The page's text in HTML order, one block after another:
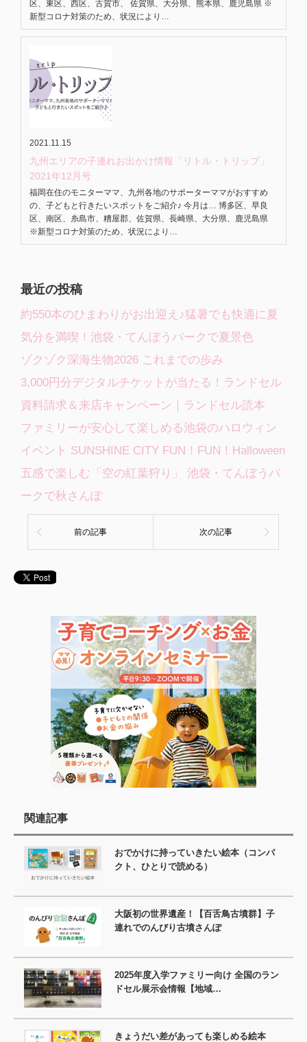
区、東区、西区、古賀市、 佐賀県、大分県、熊本県、鹿児島県 ※
新型コロナ対策のため、状況により…
2021.11.15
九州エリアの子連れお出かけ情報「リトル・トリップ」
2021年12月号
福岡在住のモニターママ、九州各地のサポーターママがおすすめ
の、子どもと行きたいスポットをご紹介♪ 今月は… 博多区、早良
区、南区、糸島市、糟屋郡、佐賀県、長崎県、大分県、鹿児島県
※新型コロナ対策のため、状況により…
最近の投稿
約550本のひまわりがお出迎え♪猛暑でも快適に夏
気分を満喫！池袋・てんぼうパークで夏景色
ゾクゾク深海生物2026 これまでの歩み
3,000円分デジタルチケットが当たる！ランドセル
資料請求＆来店キャンペーン｜ランドセル読本
ファミリーが安心して楽しめる池袋のハロウィン
イベント SUNSHINE CITY FUN！FUN！Halloween
五感で楽しむ「空の紅葉狩り」 池袋・てんぼうパ
ークで秋さんぽ
前の記事 次の記事
関連記事
おでかけに持っていきたい絵本（コンパ
クト、ひとりで読める）
大阪初の世界遺産！【百舌鳥古墳群】子
連れでのんびり古墳さんぽ
2025年度入学ファミリー向け 全国のラン
ドセル展示会情報【地域…
きょうだい差があっても楽しめる絵本